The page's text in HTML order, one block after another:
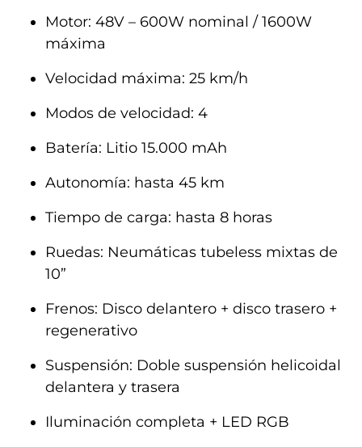
Motor: 48V – 600W nominal / 1600W
máxima
Velocidad máxima: 25 km/h
Modos de velocidad: 4
Batería: Litio 15.000 mAh
Autonomía: hasta 45 km
Tiempo de carga: hasta 8 horas
Ruedas: Neumáticas tubeless mixtas de
10”
Frenos: Disco delantero + disco trasero +
regenerativo
Suspensión: Doble suspensión helicoidal
delantera y trasera
Iluminación completa + LED RGB